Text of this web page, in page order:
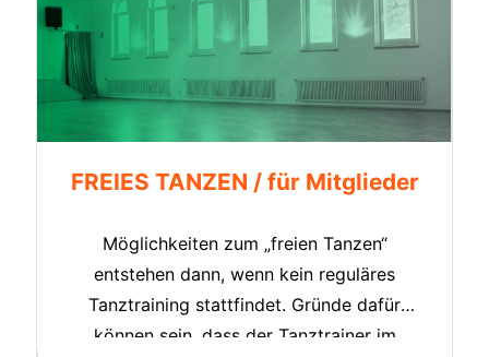
FREIES TANZEN / für Mitglieder
Möglichkeiten zum „freien Tanzen“
entstehen dann, wenn kein reguläres
Tanztraining stattfindet. Gründe dafür
können sein, dass der Tanztrainer im